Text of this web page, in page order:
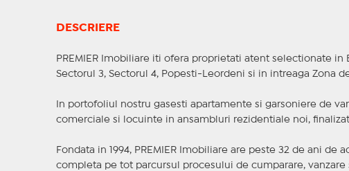
DESCRIERE
PREMIER Imobiliare iti ofera proprietati atent selectionate
Sectorul 3, Sectorul 4, Popesti-Leordeni si in intreaga Zona de
In portofoliul nostru gasesti apartamente si garsoniere de
comerciale si locuinte in ansambluri rezidentiale noi,
Fondata in 1994, PREMIER Imobiliare are peste 32 de ani
completa pe tot parcursul procesului de cumparare, vanzare